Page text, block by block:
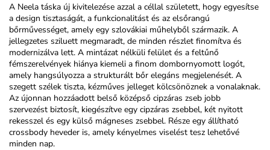
A Neela táska új kivitelezése azzal a céllal született, hogy egyesítse
a design tisztaságát, a funkcionalitást és az elsőrangú
bőrművességet, amely egy szlovákiai műhelyből származik. A
jellegzetes sziluett megmaradt, de minden részlet finomítva és
modernizálva lett. A mintázat nélküli felület és a feltűnő
fémszerelvények hiánya kiemeli a finom dombornyomott logót,
amely hangsúlyozza a strukturált bőr elegáns megjelenését. A
szegett szélek tiszta, kézműves jelleget kölcsönöznek a vonalaknak.
Az újonnan hozzáadott belső középső cipzáras zseb jobb
szervezést biztosít, kiegészítve egy cipzáras zsebbel, két nyitott
rekesszel és egy külső mágneses zsebbel. Része egy állítható
crossbody heveder is, amely kényelmes viselést tesz lehetővé
minden nap.